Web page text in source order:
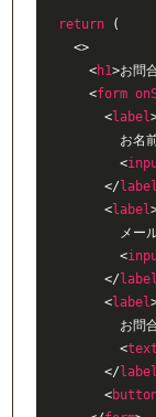
return (
<>
<h1>お問
<form
<label
<
</label
<label
<
</label
<label
<
</label
<